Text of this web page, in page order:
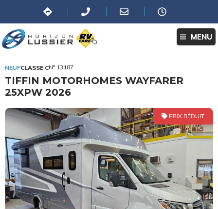
MENU
NEUFCLASSE CN° 13187
TIFFIN MOTORHOMES WAYFARER
25XPW 2026
PRIX RÉDUIT